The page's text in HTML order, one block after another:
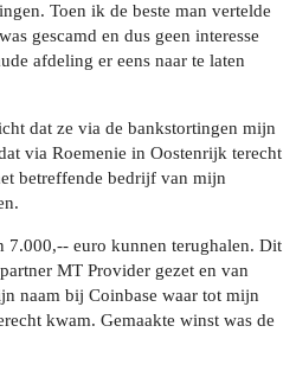
Toen ik de beste man vertelde
gescamd en dus geen interesse
afdeling er eens naar te laten
dat ze via de bankstortingen mijn
via Roemenie in Oostenrijk terecht
betreffende bedrijf van mijn
7.000,-- euro kunnen terughalen. Dit
MT Provider gezet en van
naam bij Coinbase waar tot mijn
kwam. Gemaakte winst was de